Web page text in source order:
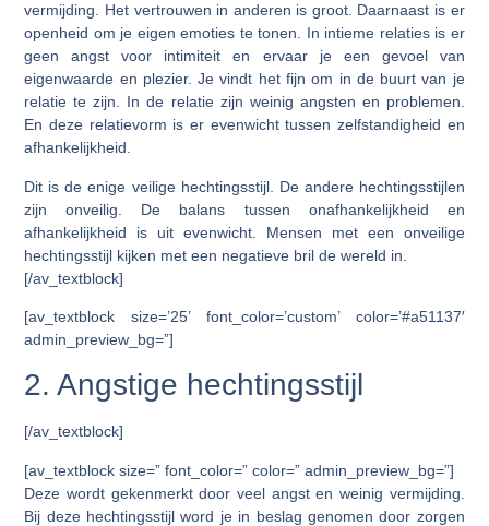
vermijding. Het vertrouwen in anderen is groot. Daarnaast is er
openheid om je eigen emoties te tonen. In intieme relaties is er
geen angst voor intimiteit en ervaar je een gevoel van
eigenwaarde en plezier. Je vindt het fijn om in de buurt van je
relatie te zijn. In de relatie zijn weinig angsten en problemen.
En deze relatievorm is er evenwicht tussen zelfstandigheid en
afhankelijkheid.
Dit is de enige veilige hechtingsstijl. De andere hechtingsstijlen
zijn onveilig. De balans tussen onafhankelijkheid en
afhankelijkheid is uit evenwicht. Mensen met een onveilige
hechtingsstijl kijken met een negatieve bril de wereld in.
[/av_textblock]
[av_textblock size=’25’ font_color=’custom’ color=’#a51137′
admin_preview_bg=”]
2. Angstige hechtingsstijl
[/av_textblock]
[av_textblock size=” font_color=” color=” admin_preview_bg=”]
Deze wordt gekenmerkt door veel angst en weinig vermijding.
Bij deze hechtingsstijl word je in beslag genomen door zorgen